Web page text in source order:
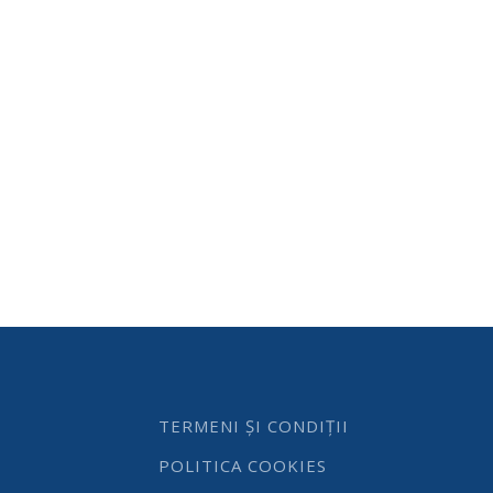
TERMENI ȘI CONDIȚII
POLITICA COOKIES